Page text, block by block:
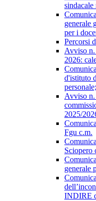
generale
per i
Percorsi
Avviso
2026:
d'istituto
Avviso
2025/
Fgu c.m.
Sciopero
generale
INDIRE